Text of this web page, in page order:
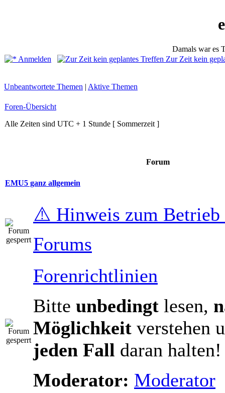
Damals war es
Anmelden
Zur Zeit kein
Unbeantwortete Themen | Aktive Themen
Foren-Übersicht
Alle Zeiten sind UTC + 1 Stunde [ Sommerzeit ]
Forum
EMU5 ganz allgemein
⚠️ Hinweis zum Betrieb
Forums
Forenrichtlinien
Bitte unbedingt lesen,
Möglichkeit verstehen
jeden Fall daran halten!
Moderator: Moderator